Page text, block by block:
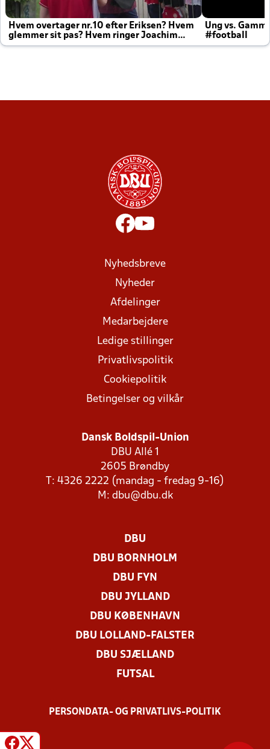
Hvem overtager nr.10 efter Eriksen? Hvem
glemmer sit pas? Hvem ringer Joachim
altid til efter kampe?
Ung vs.
#football
Nyhedsbreve
Nyheder
Afdelinger
Medarbejdere
Ledige stillinger
Privatlivspolitik
Cookiepolitik
Betingelser og vilkår
Dansk Boldspil-Union
DBU Allé 1
2605 Brøndby
T: 4326 2222 (mandag - fredag 9-16)
M: dbu@dbu.dk
DBU
DBU BORNHOLM
DBU FYN
DBU JYLLAND
DBU KØBENHAVN
DBU LOLLAND-FALSTER
DBU SJÆLLAND
FUTSAL
PERSONDATA- OG PRIVATLIVS-POLITIK